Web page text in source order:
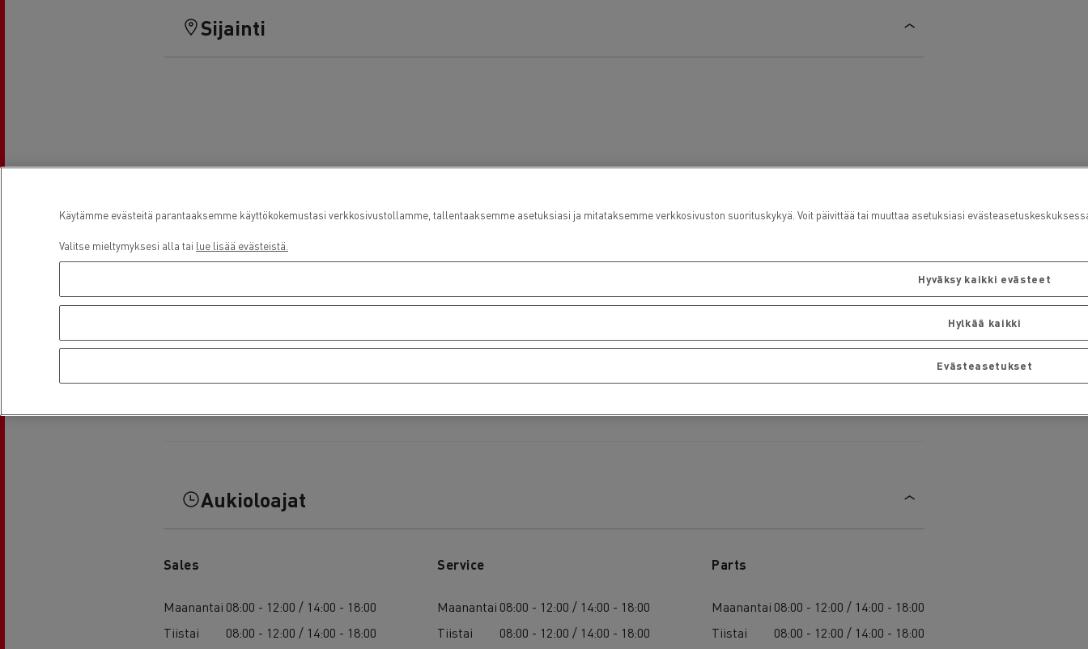
Sijainti
Aukioloajat
Sales
Maanantai 08:00 - 12:00 / 14:00 - 18:00
Tiistai
08:00 - 12:00 / 14:00 - 18:00
Service
Maanantai 08:00 - 12:00 / 14:00 - 18:00
Tiistai
08:00 - 12:00 / 14:00 - 18:00
Parts
Maanantai 08:00 - 12:00 / 14:00 - 18:00
Tiistai
08:00 - 12:00 / 14:00 - 18:00
Käytämme evästeitä parantaaksemme käyttökokemustasi verkkosivustollamme, tallentaaksemme asetuksiasi ja mitataksemme verkkosivuston suorituskykyä. Voit päivittää tai muuttaa asetuksiasi
Valitse mieltymyksesi alla tai lue lisää evästeistä.
Hyväksy kaikki evästeet
Hylkää kaikki
Evästeasetukset